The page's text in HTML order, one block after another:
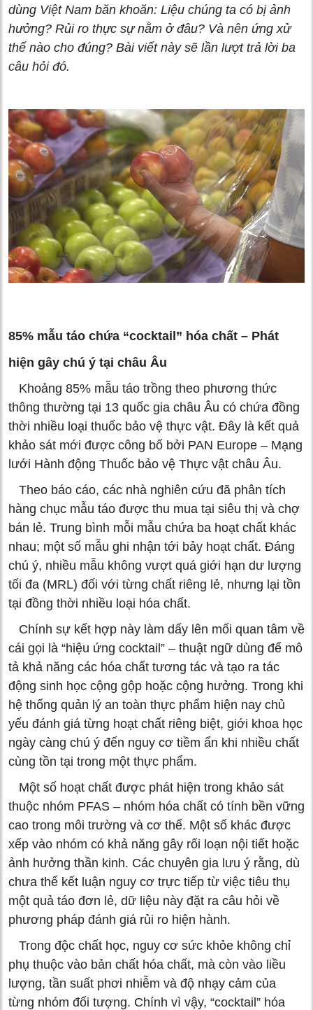
dùng Việt Nam băn khoăn: Liệu chúng ta có bị ảnh
hưởng? Rủi ro thực sự nằm ở đâu? Và nên ứng xử
thế nào cho đúng? Bài viết này sẽ lần lượt trả lời ba
câu hỏi đó.
85% mẫu táo chứa “cocktail” hóa chất – Phát
hiện gây chú ý tại châu Âu
Khoảng 85% mẫu táo trồng theo phương thức
thông thường tại 13 quốc gia châu Âu có chứa đồng
thời nhiều loại thuốc bảo vệ thực vật. Đây là kết quả
khảo sát mới được công bố bởi PAN Europe – Mạng
lưới Hành động Thuốc bảo vệ Thực vật châu Âu.
Theo báo cáo, các nhà nghiên cứu đã phân tích
hàng chục mẫu táo được thu mua tại siêu thị và chợ
bán lẻ. Trung bình mỗi mẫu chứa ba hoạt chất khác
nhau; một số mẫu ghi nhận tới bảy hoạt chất. Đáng
chú ý, nhiều mẫu không vượt quá giới hạn dư lượng
tối đa (MRL) đối với từng chất riêng lẻ, nhưng lại tồn
tại đồng thời nhiều loại hóa chất.
Chính sự kết hợp này làm dấy lên mối quan tâm về
cái gọi là “hiệu ứng cocktail” – thuật ngữ dùng để mô
tả khả năng các hóa chất tương tác và tạo ra tác
động sinh học cộng gộp hoặc cộng hưởng. Trong khi
hệ thống quản lý an toàn thực phẩm hiện nay chủ
yếu đánh giá từng hoạt chất riêng biệt, giới khoa học
ngày càng chú ý đến nguy cơ tiềm ẩn khi nhiều chất
cùng tồn tại trong một thực phẩm.
Một số hoạt chất được phát hiện trong khảo sát
thuộc nhóm PFAS – nhóm hóa chất có tính bền vững
cao trong môi trường và cơ thể. Một số khác được
xếp vào nhóm có khả năng gây rối loạn nội tiết hoặc
ảnh hưởng thần kinh. Các chuyên gia lưu ý rằng, dù
chưa thể kết luận nguy cơ trực tiếp từ việc tiêu thụ
một quả táo đơn lẻ, dữ liệu này đặt ra câu hỏi về
phương pháp đánh giá rủi ro hiện hành.
Trong độc chất học, nguy cơ sức khỏe không chỉ
phụ thuộc vào bản chất hóa chất, mà còn vào liều
lượng, tần suất phơi nhiễm và độ nhạy cảm của
từng nhóm đối tượng. Chính vì vậy, “cocktail” hóa